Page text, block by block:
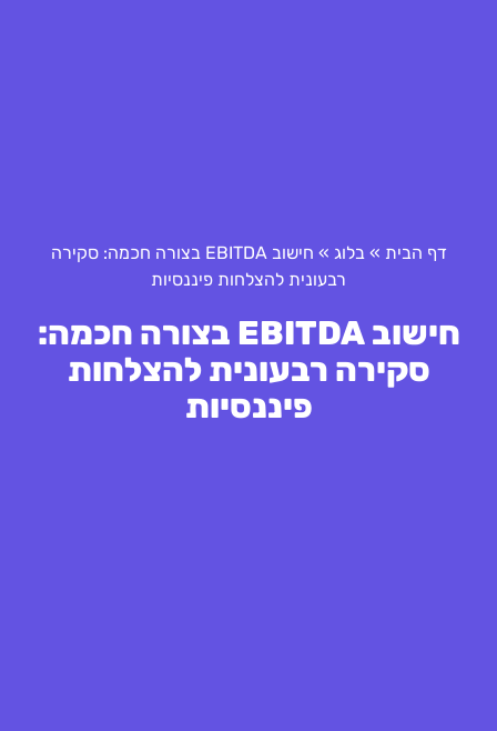
דף הבית »בלוג »
חישוב EBITDA בצורה חכמה: סקירה
רבעונית להצלחות פיננסיות
חישוב EBITDA בצורה חכמה:
סקירה רבעונית להצלחות
פיננסיות